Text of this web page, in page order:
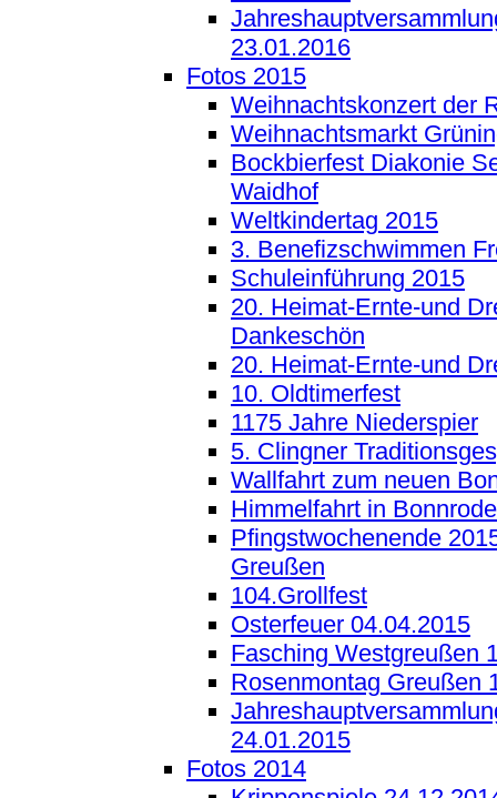
23.01.2016
Fotos 2015
Weihnachtskonzert der
Weihnachtsmarkt
Bockbierfest Diakonie
Waidhof
Weltkindertag 2015
3. Benefizschwimmen
Schuleinführung 2015
20. Heimat-Ernte-und
Dankeschön
20. Heimat-Ernte-und
10. Oldtimerfest
1175 Jahre Niederspier
5. Clingner
Wallfahrt zum neuen
Himmelfahrt in
Pfingstwochenende
Greußen
104.Grollfest
Osterfeuer 04.04.2015
Fasching Westgreußen
Rosenmontag Greußen
24.01.2015
Fotos 2014